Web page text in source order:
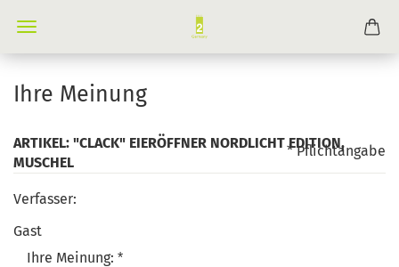
Ihre Meinung
ARTIKEL: "CLACK" EIERÖFFNER NORDLICHT EDITION,
MUSCHEL
Verfasser:
Gast
Ihre Meinung:
* Pflichtangabe